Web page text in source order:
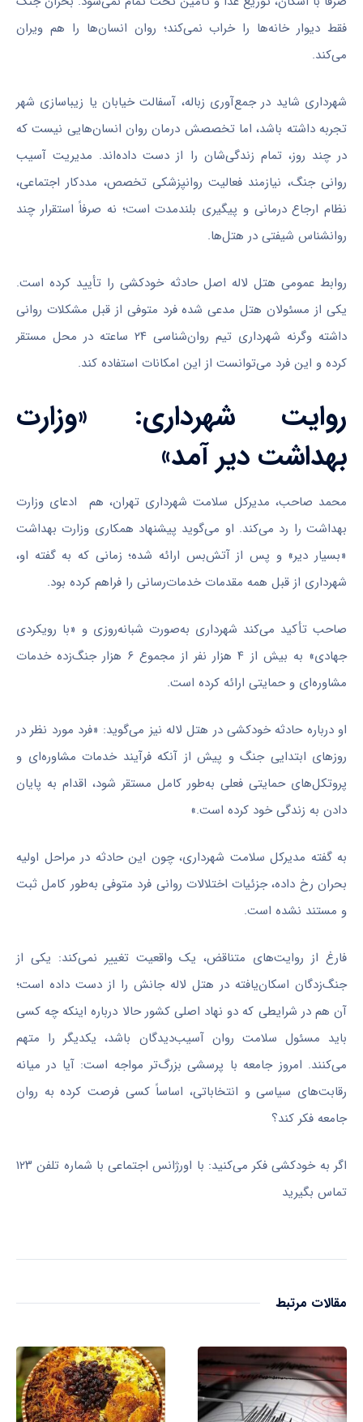
فقط دیوار خانه‌ها را خراب نمی‌کند؛ روان انسان‌ها را هم ویران
می‌کند.
شهرداری شاید در جمع‌آوری زباله، آسفالت خیابان یا زیباسازی شهر
تجربه داشته باشد، اما تخصصش درمان روان انسان‌هایی نیست که
در چند روز، تمام زندگی‌شان را از دست داده‌اند. مدیریت آسیب
روانی جنگ، نیازمند فعالیت روانپزشکی تخصص، مددکار اجتماعی،
نظام ارجاع درمانی و پیگیری بلندمدت است؛ نه صرفاً استقرار چند
روانشناس شیفتی در هتل‌ها.
روابط عمومی هتل لاله اصل حادثه خودکشی را تأیید کرده است.
یکی از مسئولان هتل مدعی شده فرد متوفی از قبل مشکلات روانی
داشته وگرنه شهرداری تیم روان‌شناسی ۲۴ ساعته در محل مستقر
کرده و این فرد می‌توانست از این امکانات استفاده کند.
روایت شهرداری: «وزارت
بهداشت دیر آمد»
محمد صاحب، مدیرکل سلامت شهرداری تهران، هم ادعای وزارت
بهداشت را رد می‌کند. او می‌گوید پیشنهاد همکاری وزارت بهداشت
«بسیار دیر» و پس از آتش‌بس ارائه شده؛ زمانی که به گفته او،
شهرداری از قبل همه مقدمات خدمات‌رسانی را فراهم کرده بود.
صاحب تأکید می‌کند شهرداری به‌صورت شبانه‌روزی و «با رویکردی
جهادی» به بیش از ۴ هزار نفر از مجموع ۶ هزار جنگ‌زده خدمات
مشاوره‌ای و حمایتی ارائه کرده است.
او درباره حادثه خودکشی در هتل لاله نیز می‌گوید: «فرد مورد نظر در
روز‌های ابتدایی جنگ و پیش از آنکه فرآیند خدمات مشاوره‌ای و
پروتکل‌های حمایتی فعلی به‌طور کامل مستقر شود، اقدام به پایان
دادن به زندگی خود کرده است.»
به گفته مدیرکل سلامت شهرداری، چون این حادثه در مراحل اولیه
بحران رخ داده، جزئیات اختلالات روانی فرد متوفی به‌طور کامل ثبت
و مستند نشده است.
فارغ از روایت‌های متناقض، یک واقعیت تغییر نمی‌کند: یکی از
جنگ‌زدگان اسکان‌یافته در هتل لاله جانش را از دست داده است؛
آن هم در شرایطی که دو نهاد اصلی کشور حالا درباره اینکه چه کسی
باید مسئول سلامت روان آسیب‌دیدگان باشد، یکدیگر را متهم
می‌کنند. امروز جامعه با پرسشی بزرگ‌تر مواجه است: آیا در میانه
رقابت‌های سیاسی و انتخاباتی، اساساً کسی فرصت کرده به روان
جامعه فکر کند؟
اگر به خودکشی فکر می‌کنید: با اورژانس اجتماعی با شماره تلفن ۱۲۳
تماس بگیرید
مقالات مرتبط